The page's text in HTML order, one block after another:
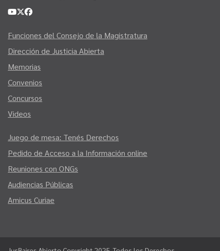
Funciones del Consejo de la Magistratura
Dirección de Justicia Abierta
Memorias
Convenios
Concursos
Videos
Juego de mesa: Tenés Derechos
Pedido de Acceso a la Información online
Reuniones con ONGs
Audiencias Públicas
Amicus Curiae